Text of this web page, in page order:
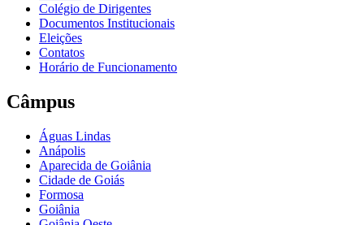
Colégio de Dirigentes
Documentos Institucionais
Eleições
Contatos
Horário de Funcionamento
Câmpus
Águas Lindas
Anápolis
Aparecida de Goiânia
Cidade de Goiás
Formosa
Goiânia